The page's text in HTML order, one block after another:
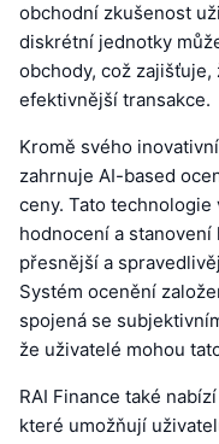
obchodní zkušenost
diskrétní jednotky
obchody, což
efektivnější transakce.
Kromě svého
zahrnuje AI-based
ceny. Tato
hodnocení a
přesnější a
Systém ocenění
spojená se
že uživatelé mohou
RAI Finance také
které umožňují